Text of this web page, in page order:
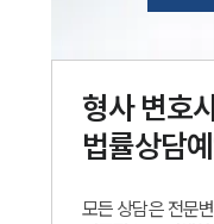
형사변호
법률상담
모든 상담은 전문